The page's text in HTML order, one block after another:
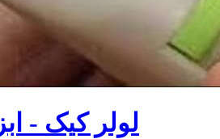
لولر کیک -